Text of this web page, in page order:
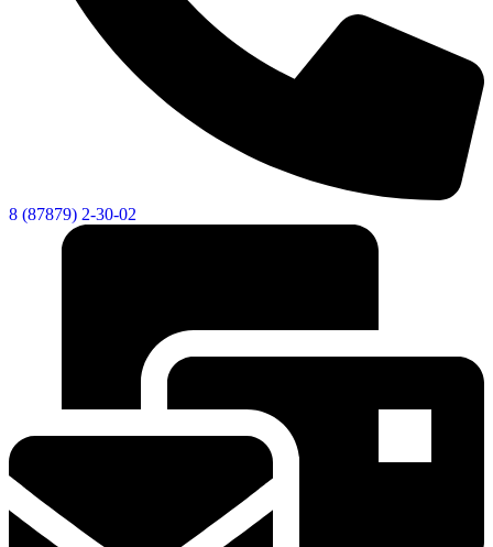
8 (87879) 2-30-02